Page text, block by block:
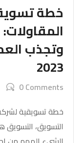
خطة
وتجذب
2023
0 Comments
خطة تسويقية
التسويق، التسويق